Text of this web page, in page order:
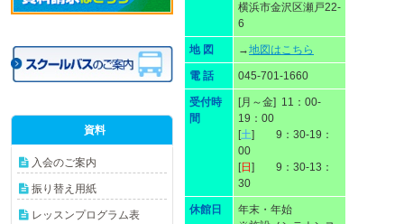
横浜市金沢区瀬戸22-
6
地 図 →地図はこちら
電 話 045-701-1660
受付時
間
[月～金] 11：00-
19：00
[土] 9：30-19：
00
[日 ] 9：30-13：
30
休館日
年末・年始
資料
入会のご案内
振り替え用紙
レッスンプログラム表